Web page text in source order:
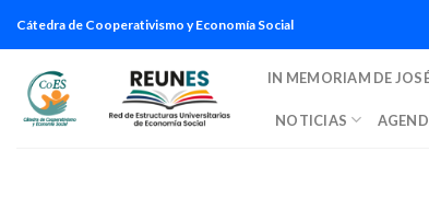
contenido
Cátedra de Cooperativismo y Economía Social
IN MEMORIAM DE
NOTICIAS